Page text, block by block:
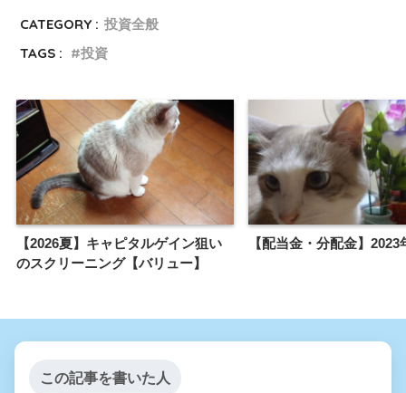
CATEGORY : 投資全般
TAGS :
投資
【2026夏】キャピタルゲイン狙い
のスクリーニング【バリュー】
【配当金・分配金】2023
この記事を書いた人